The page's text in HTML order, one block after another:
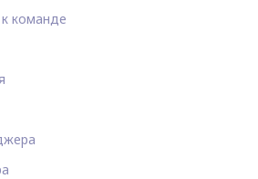
команде